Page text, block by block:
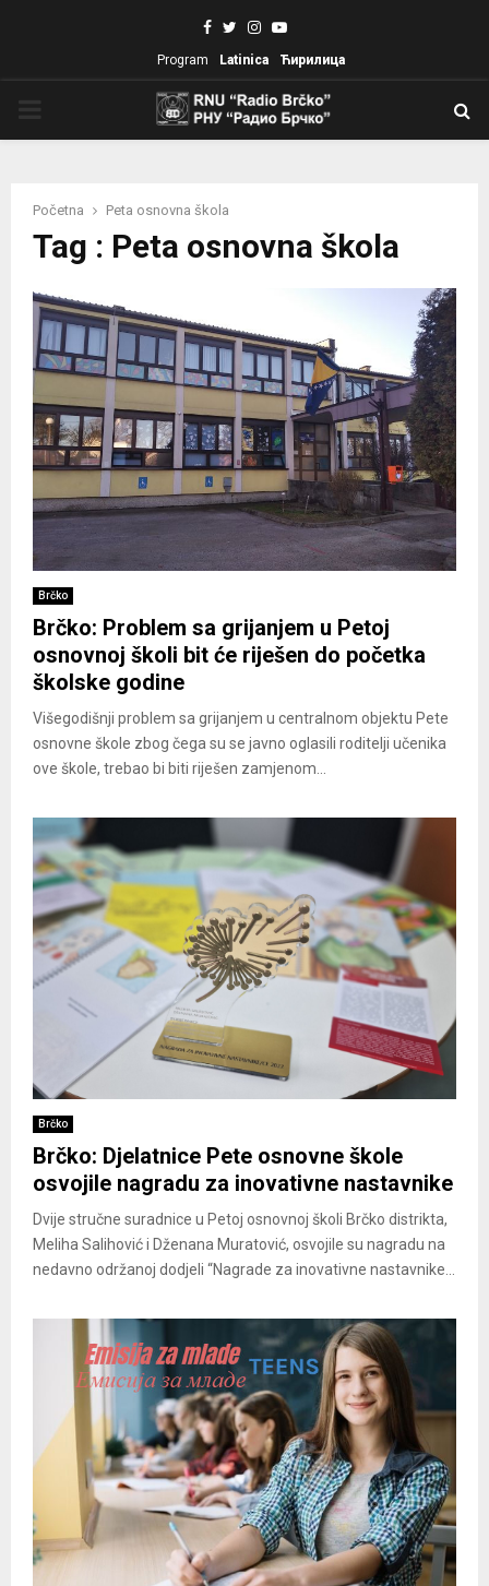
Facebook
TwitterInstagram
Youtube
Program Latinica Ћирилица
Početna Peta osnovna škola
Tag : Peta osnovna škola
Brčko
Brčko: Problem sa grijanjem u Petoj
osnovnoj školi bit će riješen do početka
školske godine
Višegodišnji problem sa grijanjem u centralnom objektu Pete
osnovne škole zbog čega su se javno oglasili roditelji učenika
ove škole, trebao bi biti riješen zamjenom...
Brčko
Brčko: Djelatnice Pete osnovne škole
osvojile nagradu za inovativne nastavnike
Dvije stručne suradnice u Petoj osnovnoj školi Brčko distrikta,
Meliha Salihović i Dženana Muratović, osvojile su nagradu na
nedavno održanoj dodjeli “Nagrade za inovativne nastavnike...